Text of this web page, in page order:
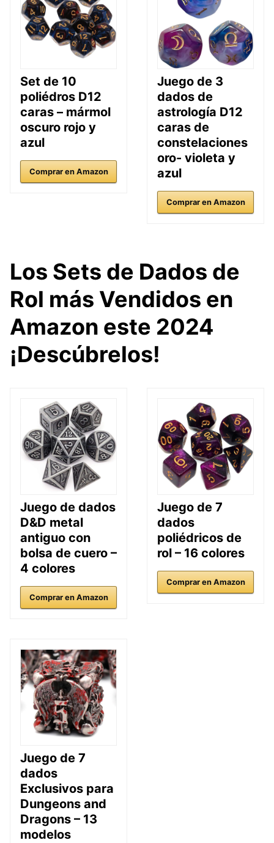
Set de 10
poliédros D12
caras – mármol
oscuro rojo y
azul
Comprar en Amazon
Juego de 3
dados de
astrología D12
caras de
constelaciones
oro- violeta y
azul
Comprar en Amazon
Los Sets de Dados de
Rol más Vendidos en
Amazon este 2024
¡Descúbrelos!
Juego de dados
D&D metal
antiguo con
bolsa de cuero –
4 colores
Comprar en Amazon
Juego de 7
dados
poliédricos de
rol – 16 colores
Comprar en Amazon
Juego de 7
dados
Exclusivos para
Dungeons and
Dragons – 13
modelos